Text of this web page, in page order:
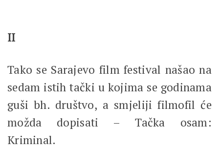
II
Tako se Sarajevo film festival našao na
sedam istih tački u kojima se godinama
guši bh. društvo, a smjeliji filmofil će
možda dopisati – Tačka osam:
Kriminal.